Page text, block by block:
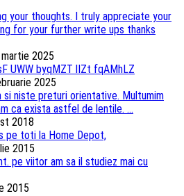
your thoughts. I truly appreciate your
for your further write ups thanks
2025
UWW byqMZT lIZt fqAMhLZ
2025
si niste preturi orientative. Multumim
ca exista astfel de lentile. ...
2018
pe toti la Home Depot,
2015
pe viitor am sa il studiez mai cu
2015